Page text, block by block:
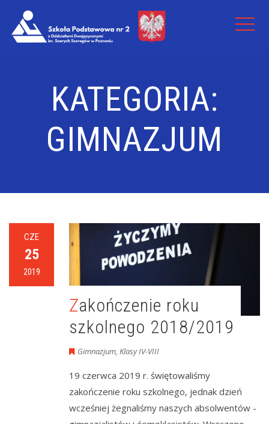
KATEGORIA:
GIMNAZJUM
CZE
25
2019
Zakończenie roku
szkolnego 2018/2019
Gimnazjum, Klasy IV-VIII
19 czerwca 2019 r. świętowaliśmy
zakończenie roku szkolnego, jednak dzień
wcześniej żegnaliśmy naszych absolwentów -